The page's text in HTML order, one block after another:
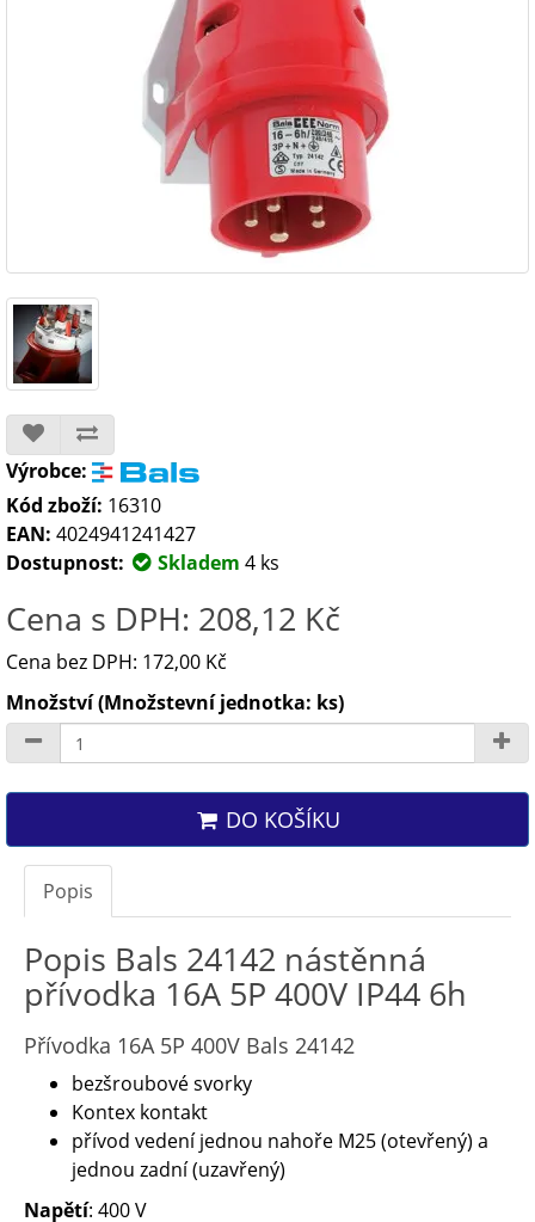
Výrobce:
Kód zboží: 16310
EAN: 4024941241427
Dostupnost:
Skladem 4 ks
Cena s DPH: 208,12 Kč
Cena bez DPH: 172,00 Kč
Množství (Množstevní jednotka: ks)
DO KOŠÍKU
Popis
Popis Bals 24142 nástěnná
přívodka 16A 5P 400V IP44 6h
Přívodka 16A 5P 400V Bals 24142
bezšroubové svorky
Kontex kontakt
přívod vedení jednou nahoře M25 (otevřený) a
jednou zadní (uzavřený)
Napětí: 400 V